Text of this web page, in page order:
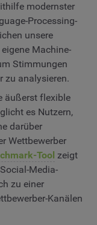
modernster
Processing-
unsere
Machine-
Stimmungen
zu analysieren.
äußerst flexible
es Nutzern,
darüber
Wettbewerber
Tool zeigt
Media-
zu einer
Kanälen